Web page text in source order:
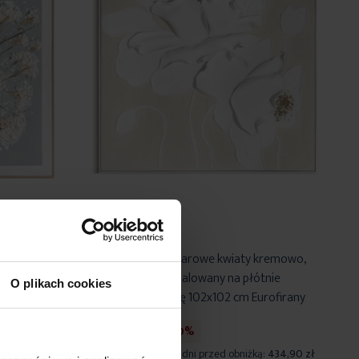
O plikach cookies
w
393,90 zł
Obraz w trójwymiarowe kwiaty kremowo,
beżowy ręcznie malowany na płótnie
oprawiony w ramę 102x102 cm Eurofirany
-30%
Najniższa cena z 30 dni przed obniżką: 434,90 zł